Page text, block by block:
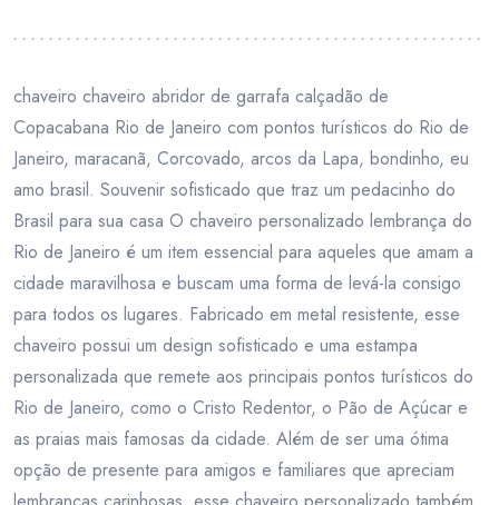
chaveiro chaveiro abridor de garrafa calçadão de
Copacabana Rio de Janeiro com pontos turísticos do Rio de
Janeiro, maracanã, Corcovado, arcos da Lapa, bondinho, eu
amo brasil. Souvenir sofisticado que traz um pedacinho do
Brasil para sua casa O chaveiro personalizado lembrança do
Rio de Janeiro é um item essencial para aqueles que amam a
cidade maravilhosa e buscam uma forma de levá-la consigo
para todos os lugares. Fabricado em metal resistente, esse
chaveiro possui um design sofisticado e uma estampa
personalizada que remete aos principais pontos turísticos do
Rio de Janeiro, como o Cristo Redentor, o Pão de Açúcar e
as praias mais famosas da cidade. Além de ser uma ótima
opção de presente para amigos e familiares que apreciam